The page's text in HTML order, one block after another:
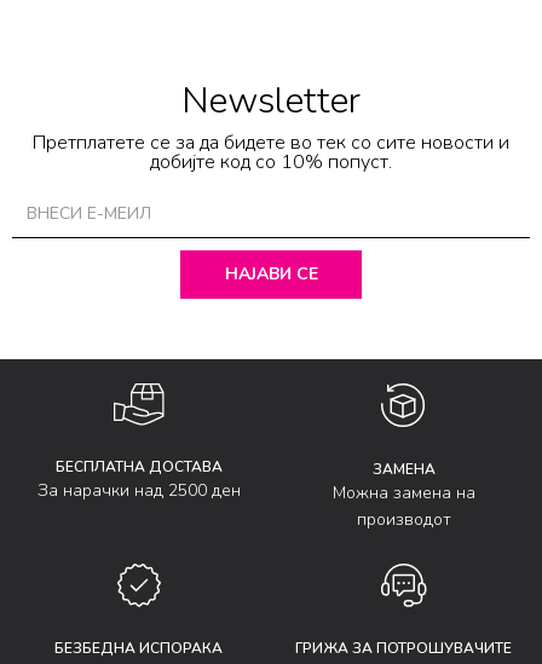
Newsletter
Претплатете се за да бидете во тек со сите новости и
добијте код со 10% попуст.
НАЈАВИ СЕ
БЕСПЛАТНА ДОСТАВА
За нарачки над 2500 ден
ЗАМЕНА
Можна замена на
производот
БЕЗБЕДНА ИСПОРАКА ГРИЖА ЗА ПОТРОШУВАЧИТЕ